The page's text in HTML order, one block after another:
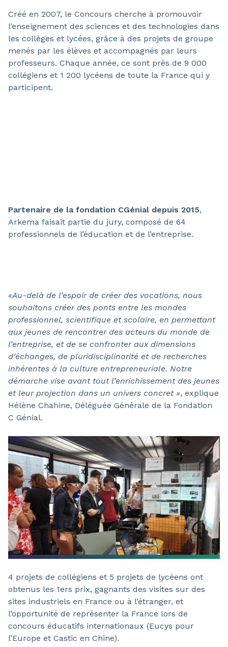
Créé en 2007, le Concours cherche à promouvoir
l’enseignement des sciences et des technologies dans
les collèges et lycées, grâce à des projets de groupe
menés par les élèves et accompagnés par leurs
professeurs. Chaque année, ce sont près de 9 000
collégiens et 1 200 lycéens de toute la France qui y
participent.
Partenaire de la fondation CGénial depuis 2015,
Arkema faisait partie du jury, composé de 64
professionnels de l’éducation et de l’entreprise.
«Au-delà de l’espoir de créer des vocations, nous
souhaitons créer des ponts entre les mondes
professionnel, scientifique et scolaire, en permettant
aux jeunes de rencontrer des acteurs du monde de
l’entreprise, et de se confronter aux dimensions
d’échanges, de pluridisciplinarité et de recherches
inhérentes à la culture entrepreneuriale. Notre
démarche vise avant tout l’enrichissement des jeunes
et leur projection dans un univers concret », explique
Hélène Chahine, Déléguée Générale de la Fondation
C Génial.
4 projets de collégiens et 5 projets de lycéens ont
obtenus les 1ers prix, gagnants des visites sur des
sites industriels en France ou à l’étranger, et
l’opportunité de représenter la France lors de
concours éducatifs internationaux (Eucys pour
l’Europe et Castic en Chine).